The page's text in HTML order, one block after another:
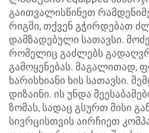
გაითვალისწინეთ
რიგში, თქვენ გჭირდებათ
დამზადებული სათავსი.
რომელიც გაძლებს
გამოყენებას. მაგალითად,
ხარისხიანი ხის სათავსი.
დიზაინი. ის უნდა
ზომას, სადაც გსურთ მისი
სივრცისთვის აირჩიეთ